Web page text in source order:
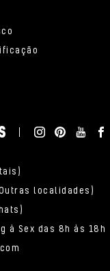
localidades)
à Sex das 8h às 18h